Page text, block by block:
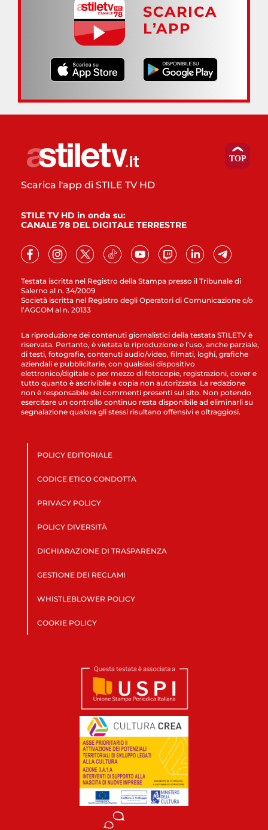
SCARICA
L’APP
Testata iscritta nel Registro della Stampa presso il Tribunale di
Salerno al n. 34/2009
Società iscritta nel Registro degli Operatori di Comunicazione c/o
l’AGCOM al n. 20133
Scarica l'app di STILE TV HD
STILE TV HD in onda su:
CANALE 78 DEL DIGITALE TERRESTRE
La riproduzione dei contenuti giornalistici della testata STILETV è
riservata. Pertanto, è vietata la riproduzione e l’uso, anche parziale,
di testi, fotografie, contenuti audio/video, filmati, loghi, grafiche
aziendali e pubblicitarie, con qualsiasi dispositivo
elettronico/digitale o per mezzo di fotocopie, registrazioni, cover e
tutto quanto è ascrivibile a copia non autorizzata. La redazione
non è responsabile dei commenti presenti sul sito. Non potendo
esercitare un controllo continuo resta disponibile ad eliminarli su
segnalazione qualora gli stessi risultano offensivi e oltraggiosi.
POLICY EDITORIALE
CODICE ETICO CONDOTTA
PRIVACY POLICY
POLICY DIVERSITÀ
DICHIARAZIONE DI TRASPARENZA
GESTIONE DEI RECLAMI
WHISTLEBLOWER POLICY
COOKIE POLICY